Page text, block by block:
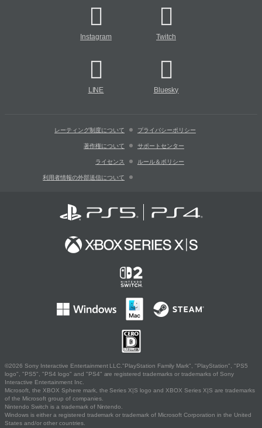
Instagram Twitch
LINE Bluesky
レーティング制度について プライバシーポリシー
著作権について サポートセンター
ライセンス ルール＆ポリシー
利用者情報の外部送信について
©2026 Sony Interactive Entertainment LLC."PlayStation Family Mark", "PlayStation", "PS5
logo", "PS5", "PS4 logo" and "PS4" are registered trademarks or trademarks of Sony
Interactive Entertainment Inc.
Microsoft, the XBOX Sphere mark, the Series X|S logo and XBOX Series X|S are trademarks
of the Microsoft group of companies.
Nintendo Switch is a trademark of Nintendo.
Windows is either a registered trademark or trademark of Microsoft Corporation in the United
States and/or other countries.